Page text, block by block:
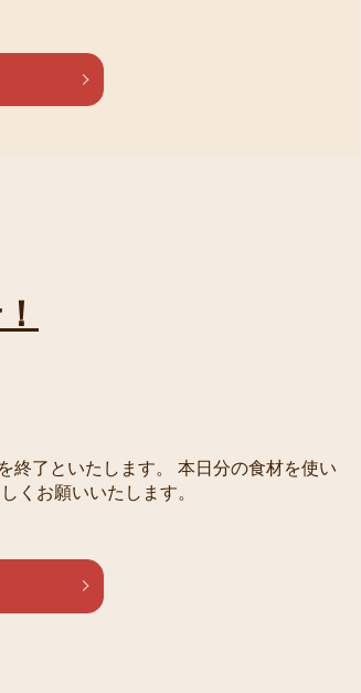
終了といたします。 本日分の食材を使い
くお願いいたします。